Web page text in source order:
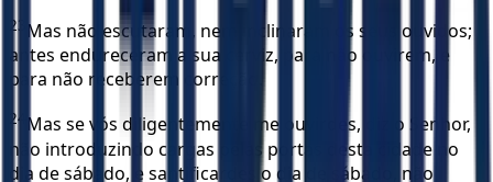
23 Mas não escutaram, nem inclinaram os seus ouvidos;
antes endureceram a sua cerviz, para não ouvirem, e
para não receberem correção.
24 Mas se vós diligentemente me ouvirdes, diz o Senhor,
não introduzindo cargas pelas portas desta cidade no
dia de sábado, e santificardes o dia de sábado, não